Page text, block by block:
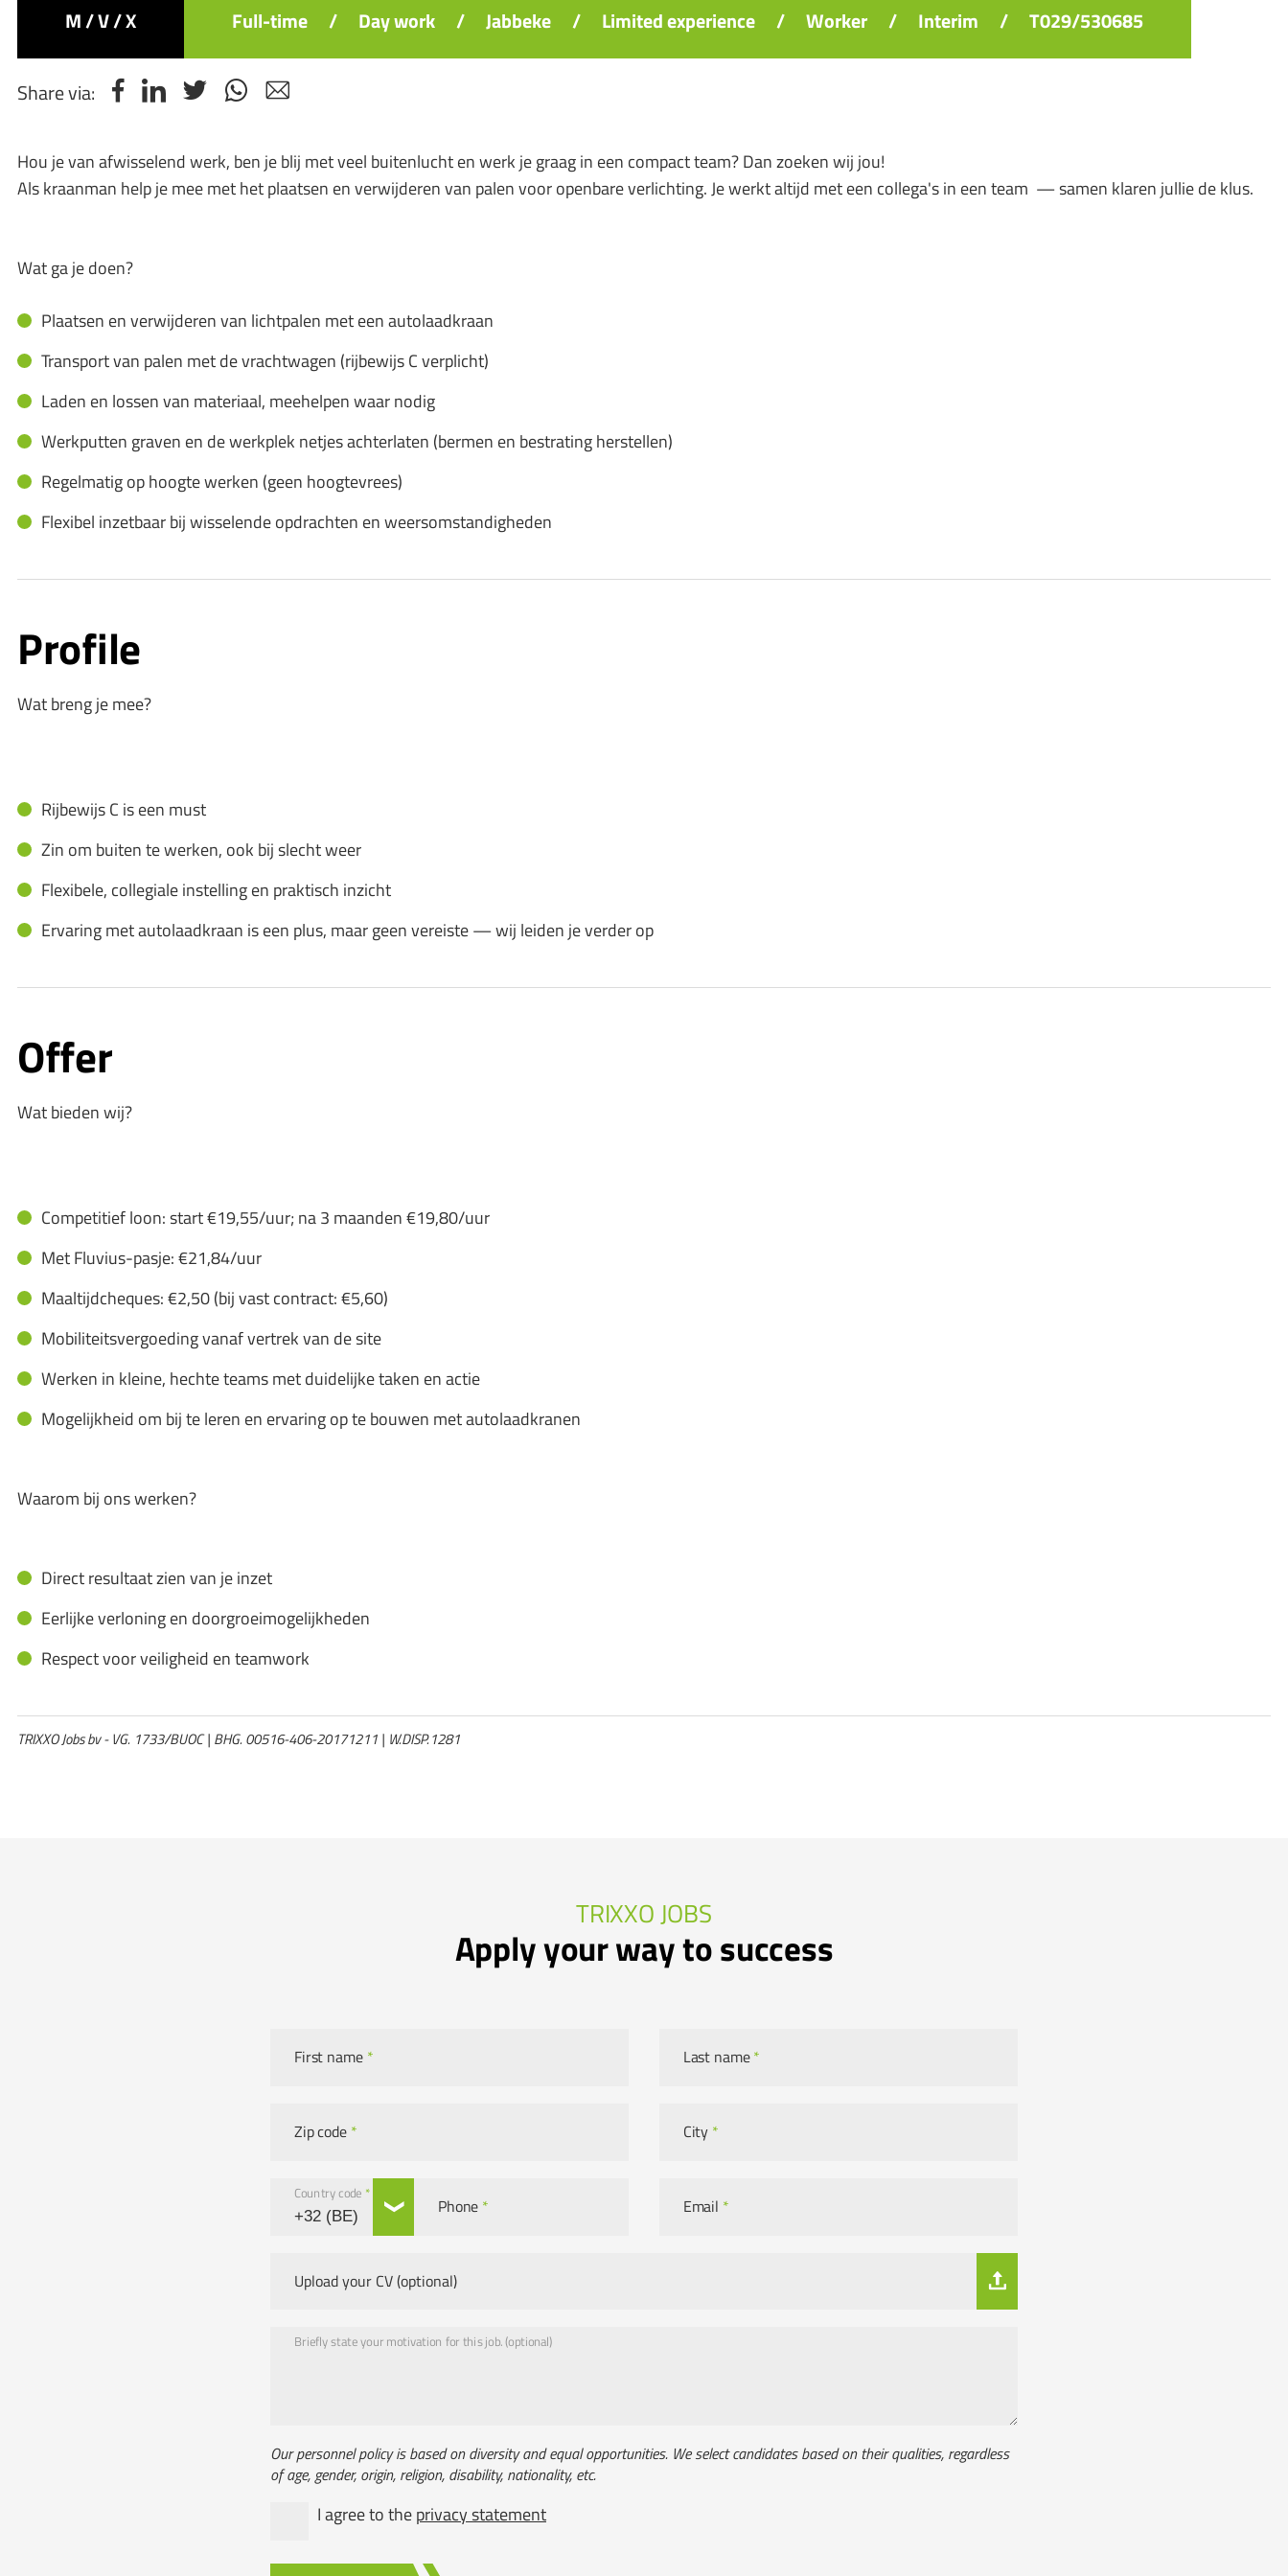
M / V / X Full-time / Day work / Jabbeke / Limited experience / Worker / Interim / T029/530685
Share via:
Hou je van afwisselend werk, ben je blij met veel buitenlucht en werk je graag in een compact team? Dan zoeken wij jou!
Als kraanman help je mee met het plaatsen en verwijderen van palen voor openbare verlichting. Je werkt altijd met een collega's in een team — samen klaren jullie de klus.
Wat ga je doen?
Plaatsen en verwijderen van lichtpalen met een autolaadkraan
Transport van palen met de vrachtwagen (rijbewijs C verplicht)
Laden en lossen van materiaal, meehelpen waar nodig
Werkputten graven en de werkplek netjes achterlaten (bermen en bestrating herstellen)
Regelmatig op hoogte werken (geen hoogtevrees)
Flexibel inzetbaar bij wisselende opdrachten en weersomstandigheden
Profile
Wat breng je mee?
Rijbewijs C is een must
Zin om buiten te werken, ook bij slecht weer
Flexibele, collegiale instelling en praktisch inzicht
Ervaring met autolaadkraan is een plus, maar geen vereiste — wij leiden je verder op
Offer
Wat bieden wij?
Competitief loon: start €19,55/uur; na 3 maanden €19,80/uur
Met Fluvius-pasje: €21,84/uur
Maaltijdcheques: €2,50 (bij vast contract: €5,60)
Mobiliteitsvergoeding vanaf vertrek van de site
Werken in kleine, hechte teams met duidelijke taken en actie
Mogelijkheid om bij te leren en ervaring op te bouwen met autolaadkranen
Waarom bij ons werken?
Direct resultaat zien van je inzet
Eerlijke verloning en doorgroeimogelijkheden
Respect voor veiligheid en teamwork
TRIXXO Jobs bv - VG. 1733/BUOC | BHG. 00516-406-20171211 | W.DISP.1281
TRIXXO JOBS
Apply your way to success
First name * Last name*
Zip code * City *
Country code *
Phone * Email *
Upload your CV (optional)
Briefly state your motivation for this job. (optional)
Our personnel policy is based on diversity and equal opportunities. We select candidates based on their qualities, regardless
of age, gender, origin, religion, disability, nationality, etc.
I agree to theprivacy statement